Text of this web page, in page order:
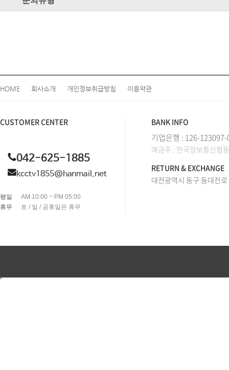
HOME 회사소개 개인정보취급방침 이용약관
CUSTOMER CENTER
042-625-1885
kcctv1855@hanmail.net
평일
AM 10:00 ~ PM 05:00
휴무
토 / 일 / 공휴일은 휴무
BANK INFO
기업은행 : 126-
예금주 : 한국정보통신협
RETURN & EXCHANGE
대전광역시 동구 동대전